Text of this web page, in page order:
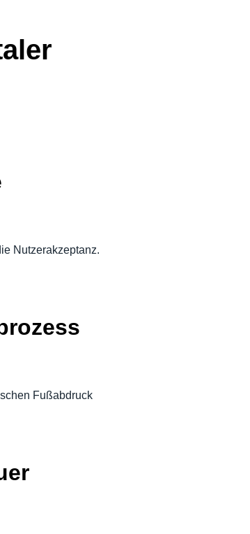
Nutzerakzeptanz.
Fußabdruck